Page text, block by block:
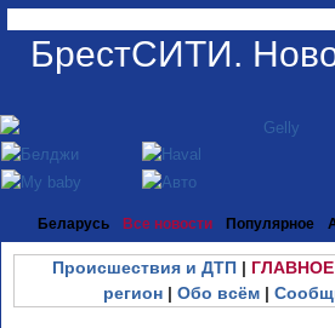
БрестСИТИ.
Беларусь Все новости Популярное
Происшествия и ДТП| ГЛАВНОЕ
регион | Обо всём |